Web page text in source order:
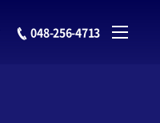
048-256-4713